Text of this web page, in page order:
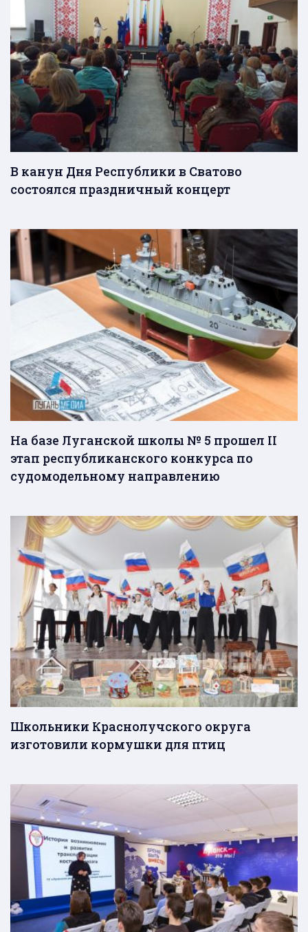
В канун Дня Республики в Сватово
состоялся праздничный концерт
На базе Луганской школы № 5 прошел II
этап республиканского конкурса по
судомодельному направлению
Школьники Краснолучского округа
изготовили кормушки для птиц